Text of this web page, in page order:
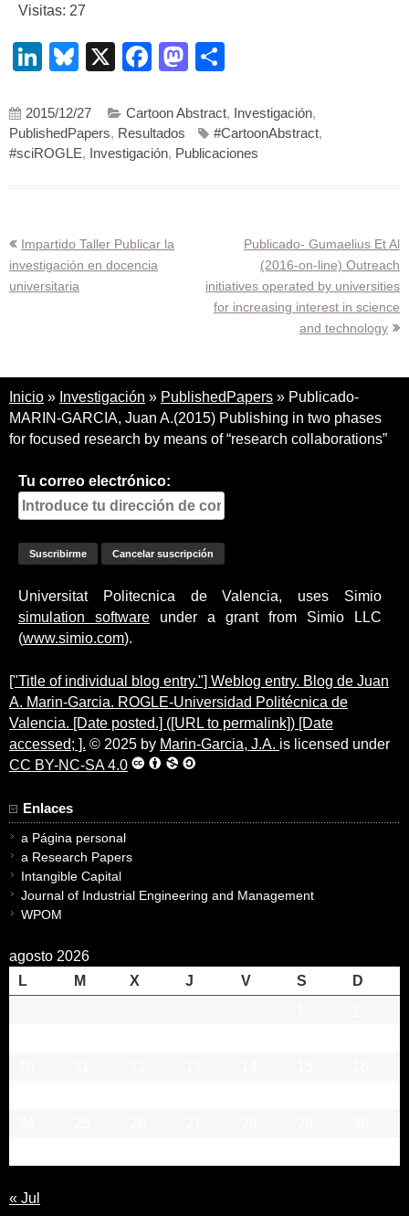
Visitas: 27
LinkedIn
Bluesky
X Facebook
Mastodon
2015/12/27 Cartoon Abstract, Investigación,
PublishedPapers, Resultados #CartoonAbstract,
#sciROGLE, Investigación, Publicaciones
Navegación
de
Impartido Taller Publicar la
investigación en docencia
universitaria
Publicado- Gumaelius Et Al
(2016-on-line) Outreach
initiatives operated by universities
for increasing interest in science
and technology
Inicio » Investigación » PublishedPapers » Publicado-
MARIN-GARCIA, Juan A.(2015) Publishing in two phases
for focused research by means of “research collaborations”
Tu correo electrónico:
Universitat Politecnica de Valencia, uses Simio
simulation software under a grant from Simio LLC
(www.simio.com).
["Title of individual blog entry."] Weblog entry. Blog de Juan
A. Marin-Garcia. ROGLE-Universidad Politécnica de
Valencia. [Date posted.] ([URL to permalink]) [Date
accessed; ]. © 2025 by Marin-Garcia, J.A. is licensed under
CC BY-NC-SA 4.0
Enlaces
a Página personal
a Research Papers
Intangible Capital
Journal of Industrial Engineering and Management
WPOM
agosto 2026
L
M X J V S
D
« Jul